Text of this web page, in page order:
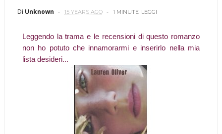
Di Unknown 15 YEARS AGO 1 MINUTE LEGGI
Leggendo la trama e le recensioni di questo romanzo
non ho potuto che innamorarmi e inserirlo nella mia
lista desideri...